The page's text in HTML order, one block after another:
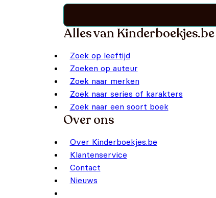
Alles van Kinderboekjes.be
Zoek op leeftijd
Zoeken op auteur
Zoek naar merken
Zoek naar series of karakters
Zoek naar een soort boek
Over ons
Over Kinderboekjes.be
Klantenservice
Contact
Nieuws